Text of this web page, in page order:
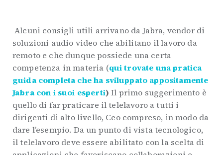
Alcuni consigli utili arrivano da Jabra, vendor di
soluzioni audio video che abilitano il lavoro da
remoto e che dunque possiede una certa
competenza in materia (qui trovate una pratica
guida completa che ha sviluppato appositamente
Jabra con i suoi esperti)Il primo suggerimento è
quello di far praticare il telelavoro a tutti i
dirigenti di alto livello, Ceo compreso, in modo da
dare l’esempio. Da un punto di vista tecnologico,
il telelavoro deve essere abilitato con la scelta di